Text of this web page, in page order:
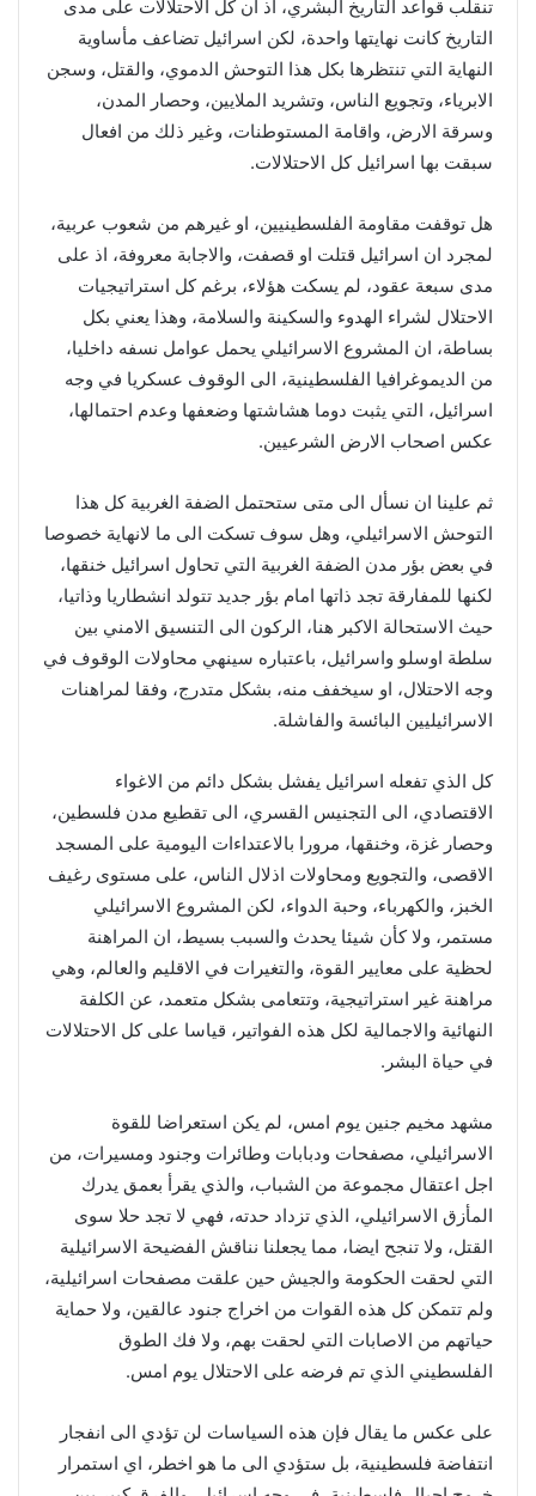
تنقلب قواعد التاريخ البشري، اذ ان كل الاحتلالات على مدى
التاريخ كانت نهايتها واحدة، لكن اسرائيل تضاعف مأساوية
النهاية التي تنتظرها بكل هذا التوحش الدموي، والقتل، وسجن
الابرياء، وتجويع الناس، وتشريد الملايين، وحصار المدن،
وسرقة الارض، واقامة المستوطنات، وغير ذلك من افعال
سبقت بها اسرائيل كل الاحتلالات.
هل توقفت مقاومة الفلسطينيين، او غيرهم من شعوب عربية،
لمجرد ان اسرائيل قتلت او قصفت، والاجابة معروفة، اذ على
مدى سبعة عقود، لم يسكت هؤلاء، برغم كل استراتيجيات
الاحتلال لشراء الهدوء والسكينة والسلامة، وهذا يعني بكل
بساطة، ان المشروع الاسرائيلي يحمل عوامل نسفه داخليا،
من الديموغرافيا الفلسطينية، الى الوقوف عسكريا في وجه
اسرائيل، التي يثبت دوما هشاشتها وضعفها وعدم احتمالها،
عكس اصحاب الارض الشرعيين.
ثم علينا ان نسأل الى متى ستحتمل الضفة الغربية كل هذا
التوحش الاسرائيلي، وهل سوف تسكت الى ما لانهاية خصوصا
في بعض بؤر مدن الضفة الغربية التي تحاول اسرائيل خنقها،
لكنها للمفارقة تجد ذاتها امام بؤر جديد تتولد انشطاريا وذاتيا،
حيث الاستحالة الاكبر هنا، الركون الى التنسيق الامني بين
سلطة اوسلو واسرائيل، باعتباره سينهي محاولات الوقوف في
وجه الاحتلال، او سيخفف منه، بشكل متدرج، وفقا لمراهنات
الاسرائيليين البائسة والفاشلة.
كل الذي تفعله اسرائيل يفشل بشكل دائم من الاغواء
الاقتصادي، الى التجنيس القسري، الى تقطيع مدن فلسطين،
وحصار غزة، وخنقها، مرورا بالاعتداءات اليومية على المسجد
الاقصى، والتجويع ومحاولات اذلال الناس، على مستوى رغيف
الخبز، والكهرباء، وحبة الدواء، لكن المشروع الاسرائيلي
مستمر، ولا كأن شيئا يحدث والسبب بسيط، ان المراهنة
لحظية على معايير القوة، والتغيرات في الاقليم والعالم، وهي
مراهنة غير استراتيجية، وتتعامى بشكل متعمد، عن الكلفة
النهائية والاجمالية لكل هذه الفواتير، قياسا على كل الاحتلالات
في حياة البشر.
مشهد مخيم جنين يوم امس، لم يكن استعراضا للقوة
الاسرائيلي، مصفحات ودبابات وطائرات وجنود ومسيرات، من
اجل اعتقال مجموعة من الشباب، والذي يقرأ بعمق يدرك
المأزق الاسرائيلي، الذي تزداد حدته، فهي لا تجد حلا سوى
القتل، ولا تنجح ايضا، مما يجعلنا نناقش الفضيحة الاسرائيلية
التي لحقت الحكومة والجيش حين علقت مصفحات اسرائيلية،
ولم تتمكن كل هذه القوات من اخراج جنود عالقين، ولا حماية
حياتهم من الاصابات التي لحقت بهم، ولا فك الطوق
الفلسطيني الذي تم فرضه على الاحتلال يوم امس.
على عكس ما يقال فإن هذه السياسات لن تؤدي الى انفجار
انتفاضة فلسطينية، بل ستؤدي الى ما هو اخطر، اي استمرار